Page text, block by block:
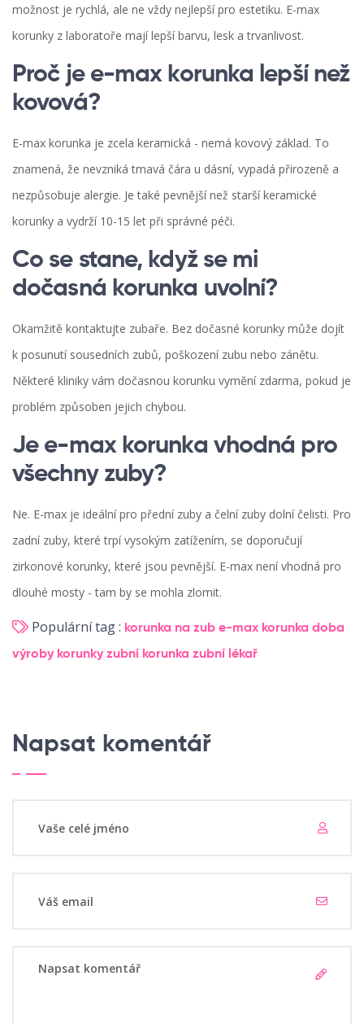
možnost je rychlá, ale ne vždy nejlepší pro estetiku. E-max
korunky z laboratoře mají lepší barvu, lesk a trvanlivost.
Proč je e-max korunka lepší než
kovová?
E-max korunka je zcela keramická - nemá kovový základ. To
znamená, že nevzniká tmavá čára u dásní, vypadá přirozeně a
nezpůsobuje alergie. Je také pevnější než starší keramické
korunky a vydrží 10-15 let při správné péči.
Co se stane, když se mi
dočasná korunka uvolní?
Okamžitě kontaktujte zubaře. Bez dočasné korunky může dojít
k posunutí sousedních zubů, poškození zubu nebo zánětu.
Některé kliniky vám dočasnou korunku vymění zdarma, pokud je
problém způsoben jejich chybou.
Je e-max korunka vhodná pro
všechny zuby?
Ne. E-max je ideální pro přední zuby a čelní zuby dolní čelisti. Pro
zadní zuby, které trpí vysokým zatížením, se doporučují
zirkonové korunky, které jsou pevnější. E-max není vhodná pro
dlouhé mosty - tam by se mohla zlomit.
Populární tag : korunka na zub e-max korunka doba
výroby korunky zubní korunka zubní lékař
Napsat komentář